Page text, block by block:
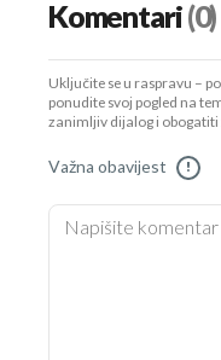
Komentari(0)
Uključite se u raspravu –
ponudite svoj pogled na
zanimljiv dijalog i
Važna obavijest !